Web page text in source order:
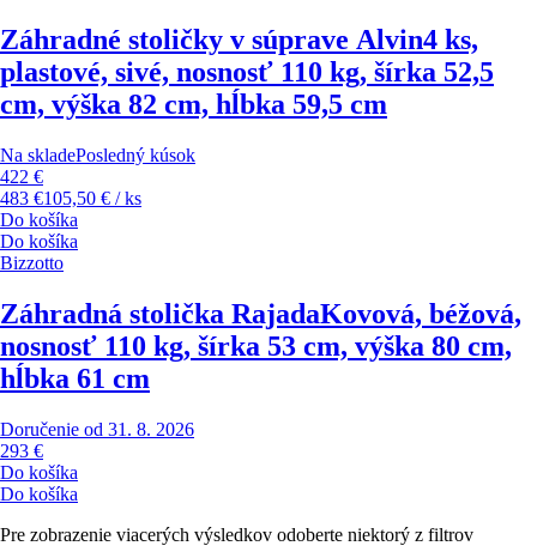
Záhradné stoličky v súprave Alvin4 ks,
plastové, sivé, nosnosť 110 kg, šírka 52,5
cm, výška 82 cm, hĺbka 59,5 cm
Na skladePosledný kúsok
422 €
483 €105,50 € / ks
Do košíka
Do košíka
Bizzotto
Záhradná stolička RajadaKovová, béžová,
nosnosť 110 kg, šírka 53 cm, výška 80 cm,
hĺbka 61 cm
Doručenie od 31. 8. 2026
293 €
Do košíka
Do košíka
Pre zobrazenie viacerých výsledkov odoberte niektorý z filtrov